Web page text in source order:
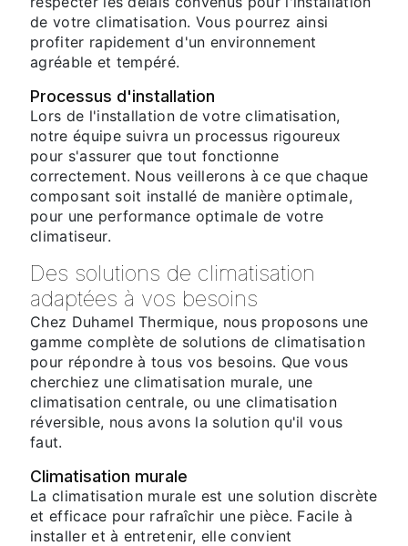
de votre climatisation. Vous pourrez ainsi
profiter rapidement d'un environnement
agréable et tempéré.
Processus d'installation
Lors de l'installation de votre climatisation,
notre équipe suivra un processus rigoureux
pour s'assurer que tout fonctionne
correctement. Nous veillerons à ce que chaque
composant soit installé de manière optimale,
pour une performance optimale de votre
climatiseur.
Des solutions de climatisation
adaptées à vos besoins
Chez Duhamel Thermique, nous proposons une
gamme complète de solutions de climatisation
pour répondre à tous vos besoins. Que vous
cherchiez une climatisation murale, une
climatisation centrale, ou une climatisation
réversible, nous avons la solution qu'il vous
faut.
Climatisation murale
La climatisation murale est une solution discrète
et efficace pour rafraîchir une pièce. Facile à
installer et à entretenir, elle convient